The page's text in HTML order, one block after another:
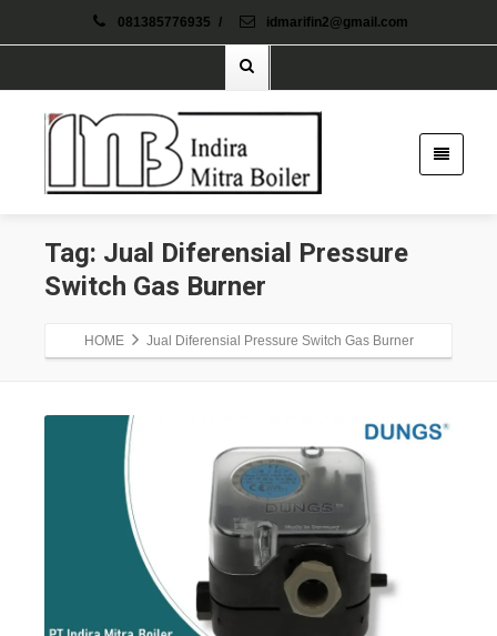
081385776935 / idmarifin2@gmail.com
Tag: Jual Diferensial Pressure
Switch Gas Burner
HOME Jual Diferensial Pressure Switch Gas Burner